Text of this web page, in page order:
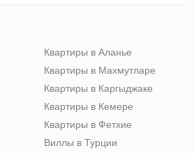
Квартиры в Аланье
Квартиры в Махмутларе
Квартиры в Каргыджаке
Квартиры в Кемере
Квартиры в Фетхие
Виллы в Турции